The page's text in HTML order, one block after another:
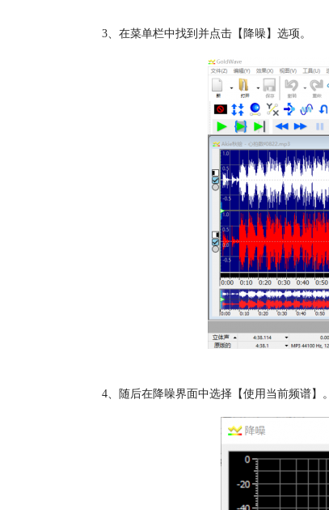
3、在菜单栏中找到并点击【降噪】选项。
4、随后在降噪界面中选择【使用当前频谱】。